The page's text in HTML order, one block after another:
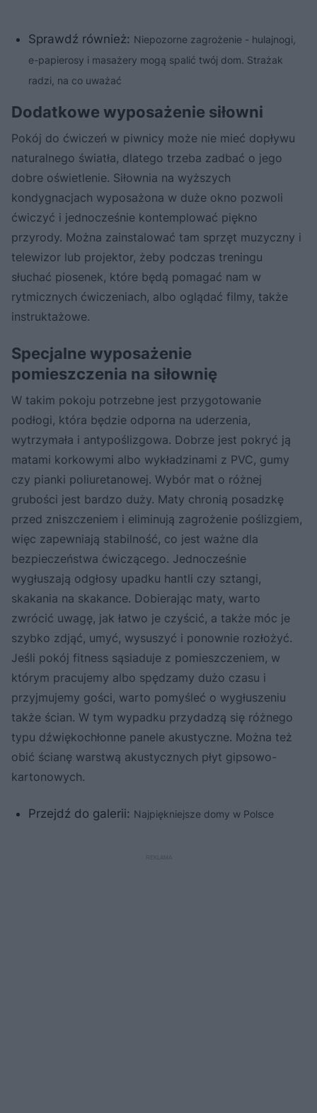
Sprawdź również: Niepozorne zagrożenie - hulajnogi,
e-papierosy i masażery mogą spalić twój dom. Strażak
radzi, na co uważać
Dodatkowe wyposażenie siłowni
Pokój do ćwiczeń w piwnicy może nie mieć dopływu
naturalnego światła, dlatego trzeba zadbać o jego
dobre oświetlenie. Siłownia na wyższych
kondygnacjach wyposażona w duże okno pozwoli
ćwiczyć i jednocześnie kontemplować piękno
przyrody. Można zainstalować tam sprzęt muzyczny i
telewizor lub projektor, żeby podczas treningu
słuchać piosenek, które będą pomagać nam w
rytmicznych ćwiczeniach, albo oglądać filmy, także
instruktażowe.
Specjalne wyposażenie
pomieszczenia na siłownię
W takim pokoju potrzebne jest przygotowanie
podłogi, która będzie odporna na uderzenia,
wytrzymała i antypoślizgowa. Dobrze jest pokryć ją
matami korkowymi albo wykładzinami z PVC, gumy
czy pianki poliuretanowej. Wybór mat o różnej
grubości jest bardzo duży. Maty chronią posadzkę
przed zniszczeniem i eliminują zagrożenie poślizgiem,
więc zapewniają stabilność, co jest ważne dla
bezpieczeństwa ćwiczącego. Jednocześnie
wygłuszają odgłosy upadku hantli czy sztangi,
skakania na skakance. Dobierając maty, warto
zwrócić uwagę, jak łatwo je czyścić, a także móc je
szybko zdjąć, umyć, wysuszyć i ponownie rozłożyć.
Jeśli pokój fitness sąsiaduje z pomieszczeniem, w
którym pracujemy albo spędzamy dużo czasu i
przyjmujemy gości, warto pomyśleć o wygłuszeniu
także ścian. W tym wypadku przydadzą się różnego
typu dźwiękochłonne panele akustyczne. Można też
obić ścianę warstwą akustycznych płyt gipsowo-
kartonowych.
Przejdź do galerii: Najpiękniejsze domy w Polsce